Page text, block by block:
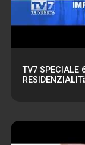
TV7 SPECIALE